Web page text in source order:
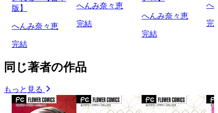
版】
へんみ奈々恵
完結
へんみ奈々恵
完結
へんみ奈々恵
完結
へ
完
同じ著者の作品
もっと見る